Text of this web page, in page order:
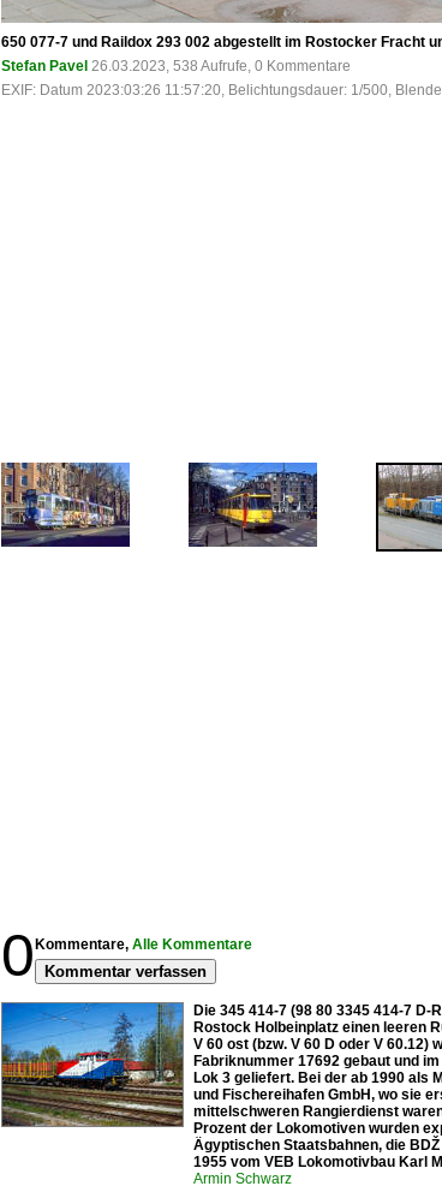
650 077-7 und Raildox 293 002 abgestellt im Rostocker Fracht
Stefan Pavel 26.03.2023, 538 Aufrufe, 0 Kommentare
EXIF: Datum 2023:03:26 11:57:20, Belichtungsdauer: 1/500,
0 Kommentare, Alle Kommentare
Kommentar verfassen
Die 345 414-7 (98 80 3345 414-7
Rostock Holbeinplatz einen leeren
V 60 ost (bzw. V 60 D oder V
Fabriknummer 17692 gebaut und
Lok 3 geliefert. Bei der ab 1990 als
und Fischereihafen GmbH, wo sie
mittelschweren Rangierdienst
Prozent der Lokomotiven wurden
Ägyptischen Staatsbahnen, die
1955 vom VEB Lokomotivbau Karl
Armin Schwarz